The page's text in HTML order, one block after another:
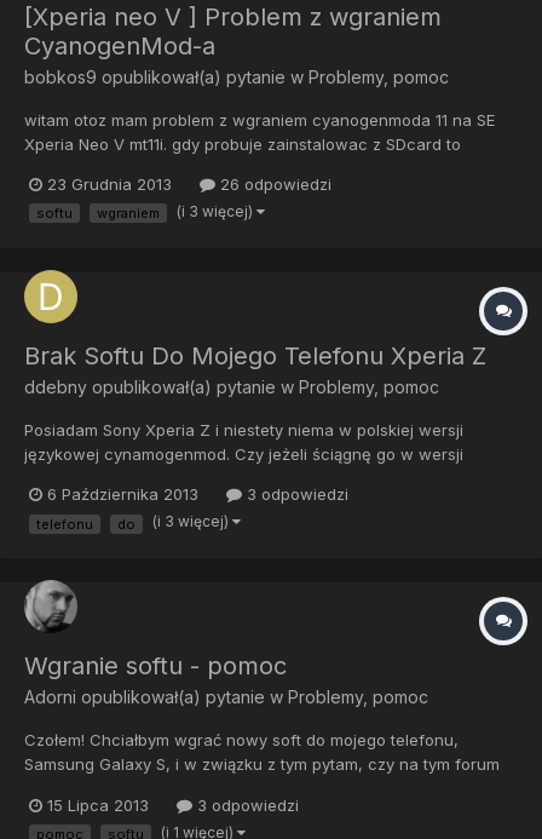
[Xperia neo V ] Problem z wgraniem
CyanogenMod-a
bobkos9 opublikował(a) pytanie w Problemy, pomoc
witam otoz mam problem z wgraniem cyanogenmoda 11 na SE
Xperia Neo V mt11i. gdy probuje zainstalowac z SDcard to
23 Grudnia 2013
26 odpowiedzi
softu wgraniem (i 3 więcej)
Brak Softu Do Mojego Telefonu Xperia Z
ddebny opublikował(a) pytanie w Problemy, pomoc
Posiadam Sony Xperia Z i niestety niema w polskiej wersji
językowej cynamogenmod. Czy jeżeli ściągnę go w wersji
Czy niebędzie problemu z konfiguracją polskiej sieci?
6 Października 2013 3 odpowiedzi
telefonu do (i 3 więcej)
Wgranie softu - pomoc
Adorni opublikował(a) pytanie w Problemy, pomoc
Czołem! Chciałbym wgrać nowy soft do mojego telefonu,
Samsung Galaxy S, i w związku z tym pytam, czy na tym forum
15 Lipca 2013
3 odpowiedzi
pomoc softu (i 1 więcej)